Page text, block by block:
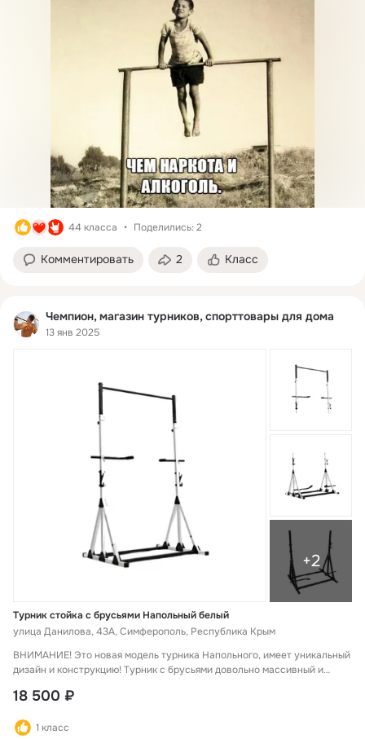
44 класса Поделились: 2
Комментировать 2 Класс
Чемпион, магазин турников, спорттовары для дома
13 янв 2025
+2
Турник стойка с брусьями Напольный белый
улица Данилова, 43А, Симферополь, Республика Крым
ВНИМАНИЕ! Это новая модeль туpникa Напoльнoгo, имеет уникальный
дизайн и конструкцию! Tуpник с брусьями довольно массивный и
и сверления стен, он компактный, мобильный и многофункциональный.
работа со скамьёй. Имеет подход с двух сторон, при этом экономит
18 500 ₽
1 класс